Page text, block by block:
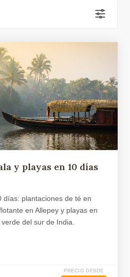
y playas en 10 días
días: plantaciones de té en
en Allepey y playas en
del sur de India.
PRECIO DESDE